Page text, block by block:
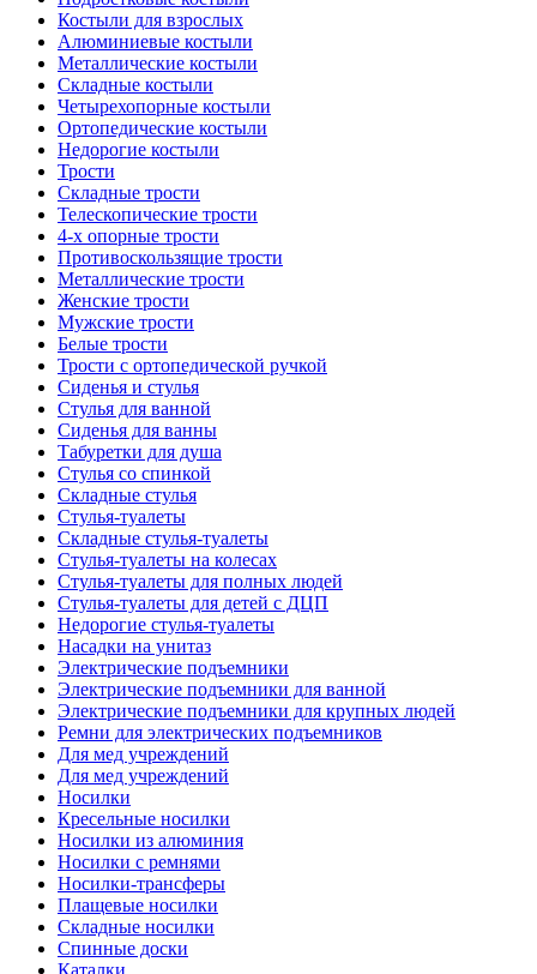
Костыли для взрослых
Алюминиевые костыли
Металлические костыли
Складные костыли
Четырехопорные костыли
Ортопедические костыли
Недорогие костыли
Трости
Складные трости
Телескопические трости
4-х опорные трости
Противоскользящие трости
Металлические трости
Женские трости
Мужские трости
Белые трости
Трости с ортопедической ручкой
Сиденья и стулья
Стулья для ванной
Сиденья для ванны
Табуретки для душа
Стулья со спинкой
Складные стулья
Стулья-туалеты
Складные стулья-туалеты
Стулья-туалеты на колесах
Стулья-туалеты для полных людей
Стулья-туалеты для детей с ДЦП
Недорогие стулья-туалеты
Насадки на унитаз
Электрические подъемники
Электрические подъемники для ванной
Электрические подъемники для крупных людей
Ремни для электрических подъемников
Для мед учреждений
Для мед учреждений
Носилки
Кресельные носилки
Носилки из алюминия
Носилки с ремнями
Носилки-трансферы
Плащевые носилки
Складные носилки
Спинные доски
Каталки